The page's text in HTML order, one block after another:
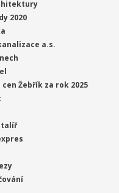
2020
a.s.
Žebřík za rok 2025
talíř